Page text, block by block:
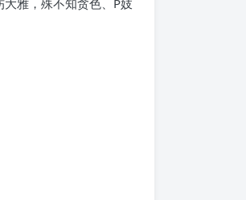
雅，殊不知贪色、P妓